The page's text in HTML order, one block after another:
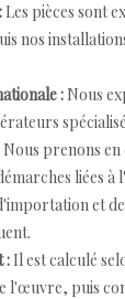
Les pièces sont
nos
: Nous
Nous prenons
liées
et
: Il est calculé
l'œuvre, puis